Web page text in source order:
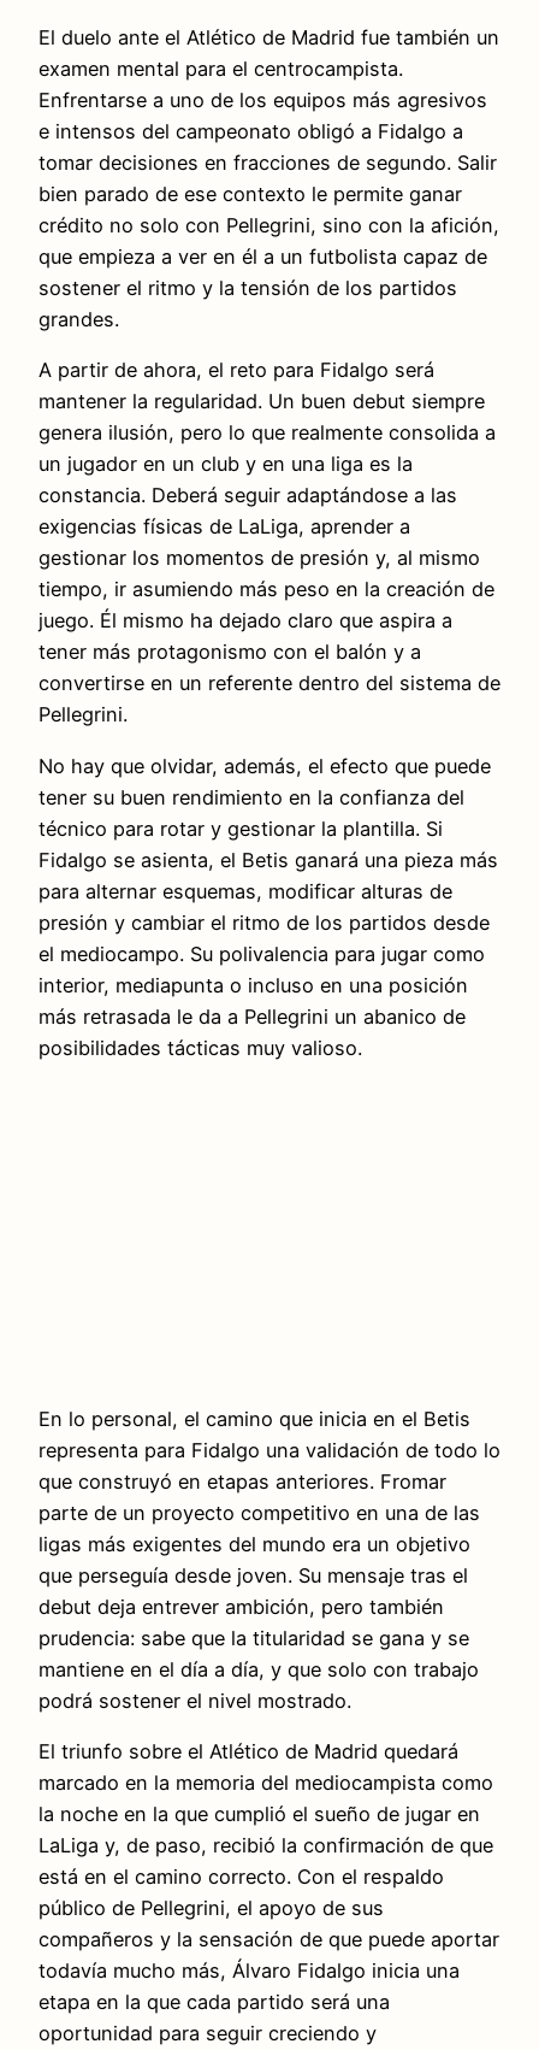
El duelo ante el Atlético de Madrid fue también un
examen mental para el centrocampista.
Enfrentarse a uno de los equipos más agresivos
e intensos del campeonato obligó a Fidalgo a
tomar decisiones en fracciones de segundo. Salir
bien parado de ese contexto le permite ganar
crédito no solo con Pellegrini, sino con la afición,
que empieza a ver en él a un futbolista capaz de
sostener el ritmo y la tensión de los partidos
grandes.
A partir de ahora, el reto para Fidalgo será
mantener la regularidad. Un buen debut siempre
genera ilusión, pero lo que realmente consolida a
un jugador en un club y en una liga es la
constancia. Deberá seguir adaptándose a las
exigencias físicas de LaLiga, aprender a
gestionar los momentos de presión y, al mismo
tiempo, ir asumiendo más peso en la creación de
juego. Él mismo ha dejado claro que aspira a
tener más protagonismo con el balón y a
convertirse en un referente dentro del sistema de
Pellegrini.
No hay que olvidar, además, el efecto que puede
tener su buen rendimiento en la confianza del
técnico para rotar y gestionar la plantilla. Si
Fidalgo se asienta, el Betis ganará una pieza más
para alternar esquemas, modificar alturas de
presión y cambiar el ritmo de los partidos desde
el mediocampo. Su polivalencia para jugar como
interior, mediapunta o incluso en una posición
más retrasada le da a Pellegrini un abanico de
posibilidades tácticas muy valioso.
En lo personal, el camino que inicia en el Betis
representa para Fidalgo una validación de todo lo
que construyó en etapas anteriores. Fromar
parte de un proyecto competitivo en una de las
ligas más exigentes del mundo era un objetivo
que perseguía desde joven. Su mensaje tras el
debut deja entrever ambición, pero también
prudencia: sabe que la titularidad se gana y se
mantiene en el día a día, y que solo con trabajo
podrá sostener el nivel mostrado.
El triunfo sobre el Atlético de Madrid quedará
marcado en la memoria del mediocampista como
la noche en la que cumplió el sueño de jugar en
LaLiga y, de paso, recibió la confirmación de que
está en el camino correcto. Con el respaldo
público de Pellegrini, el apoyo de sus
compañeros y la sensación de que puede aportar
todavía mucho más, Álvaro Fidalgo inicia una
etapa en la que cada partido será una
oportunidad para seguir creciendo y